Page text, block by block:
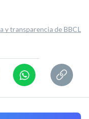
y transparencia de BBCL